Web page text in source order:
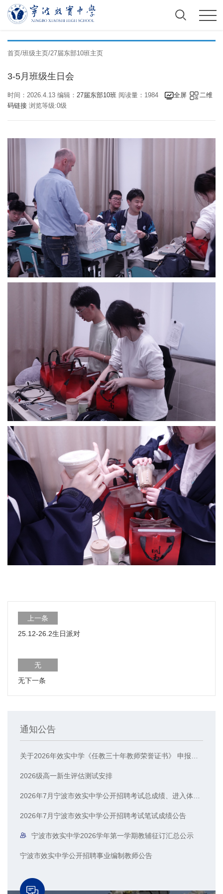
首页/班级主页/27届东部10班主页
3-5月班级生日会
时间：2026.4.13 编辑： 27届东部10班 阅读量：1984 全屏
二维
码链接 浏览等级:0级
上一条
25.12-26.2生日派对
无
无下一条
通知公告
2026级高一新生评估测试安排
2026年7月宁波市效实中学公开招聘考试笔试成绩公告
宁波市效实中学2026学年第一学期教辅征订汇总公示
宁波市效实中学公开招聘事业编制教师公告